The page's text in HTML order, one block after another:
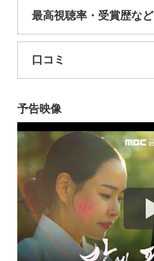
最高視聴率・受賞歴など
口コミ
予告映像